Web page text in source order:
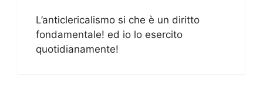
L’anticlericalismo si che è un diritto
fondamentale! ed io lo esercito
quotidianamente!